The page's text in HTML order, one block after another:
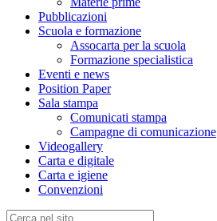
Pubblicazioni
Scuola e formazione
Assocarta per la scuola
Formazione specialistica
Eventi e news
Position Paper
Sala stampa
Comunicati stampa
Campagne di comunicazione
Videogallery
Carta e digitale
Carta e igiene
Convenzioni